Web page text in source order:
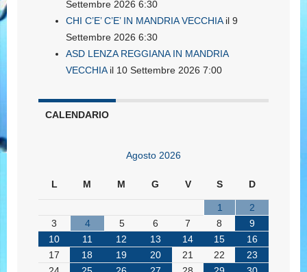
Settembre 2026 6:30
CHI C’E’ C’E’ IN MANDRIA VECCHIAil 9
Settembre 2026 6:30
ASD LENZA REGGIANA IN MANDRIA
VECCHIAil 10 Settembre 2026 7:00
CALENDARIO
Agosto 2026
L M M G V S D
1
2
3
4 5 6 7 8
9
10
11 12 13 14 15
16
17
18 19 20 21 22
23